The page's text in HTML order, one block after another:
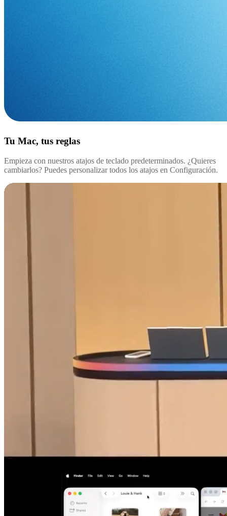
Tu Mac, tus reglas
Empieza con nuestros atajos de teclado predeterminados. ¿Quieres
cambiarlos? Puedes personalizar todos los atajos en Configuración.